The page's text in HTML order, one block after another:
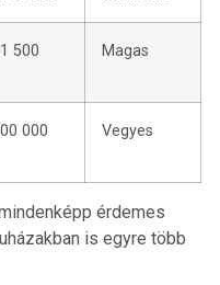
500
Magas
000 Vegyes
érdemes
is egyre több